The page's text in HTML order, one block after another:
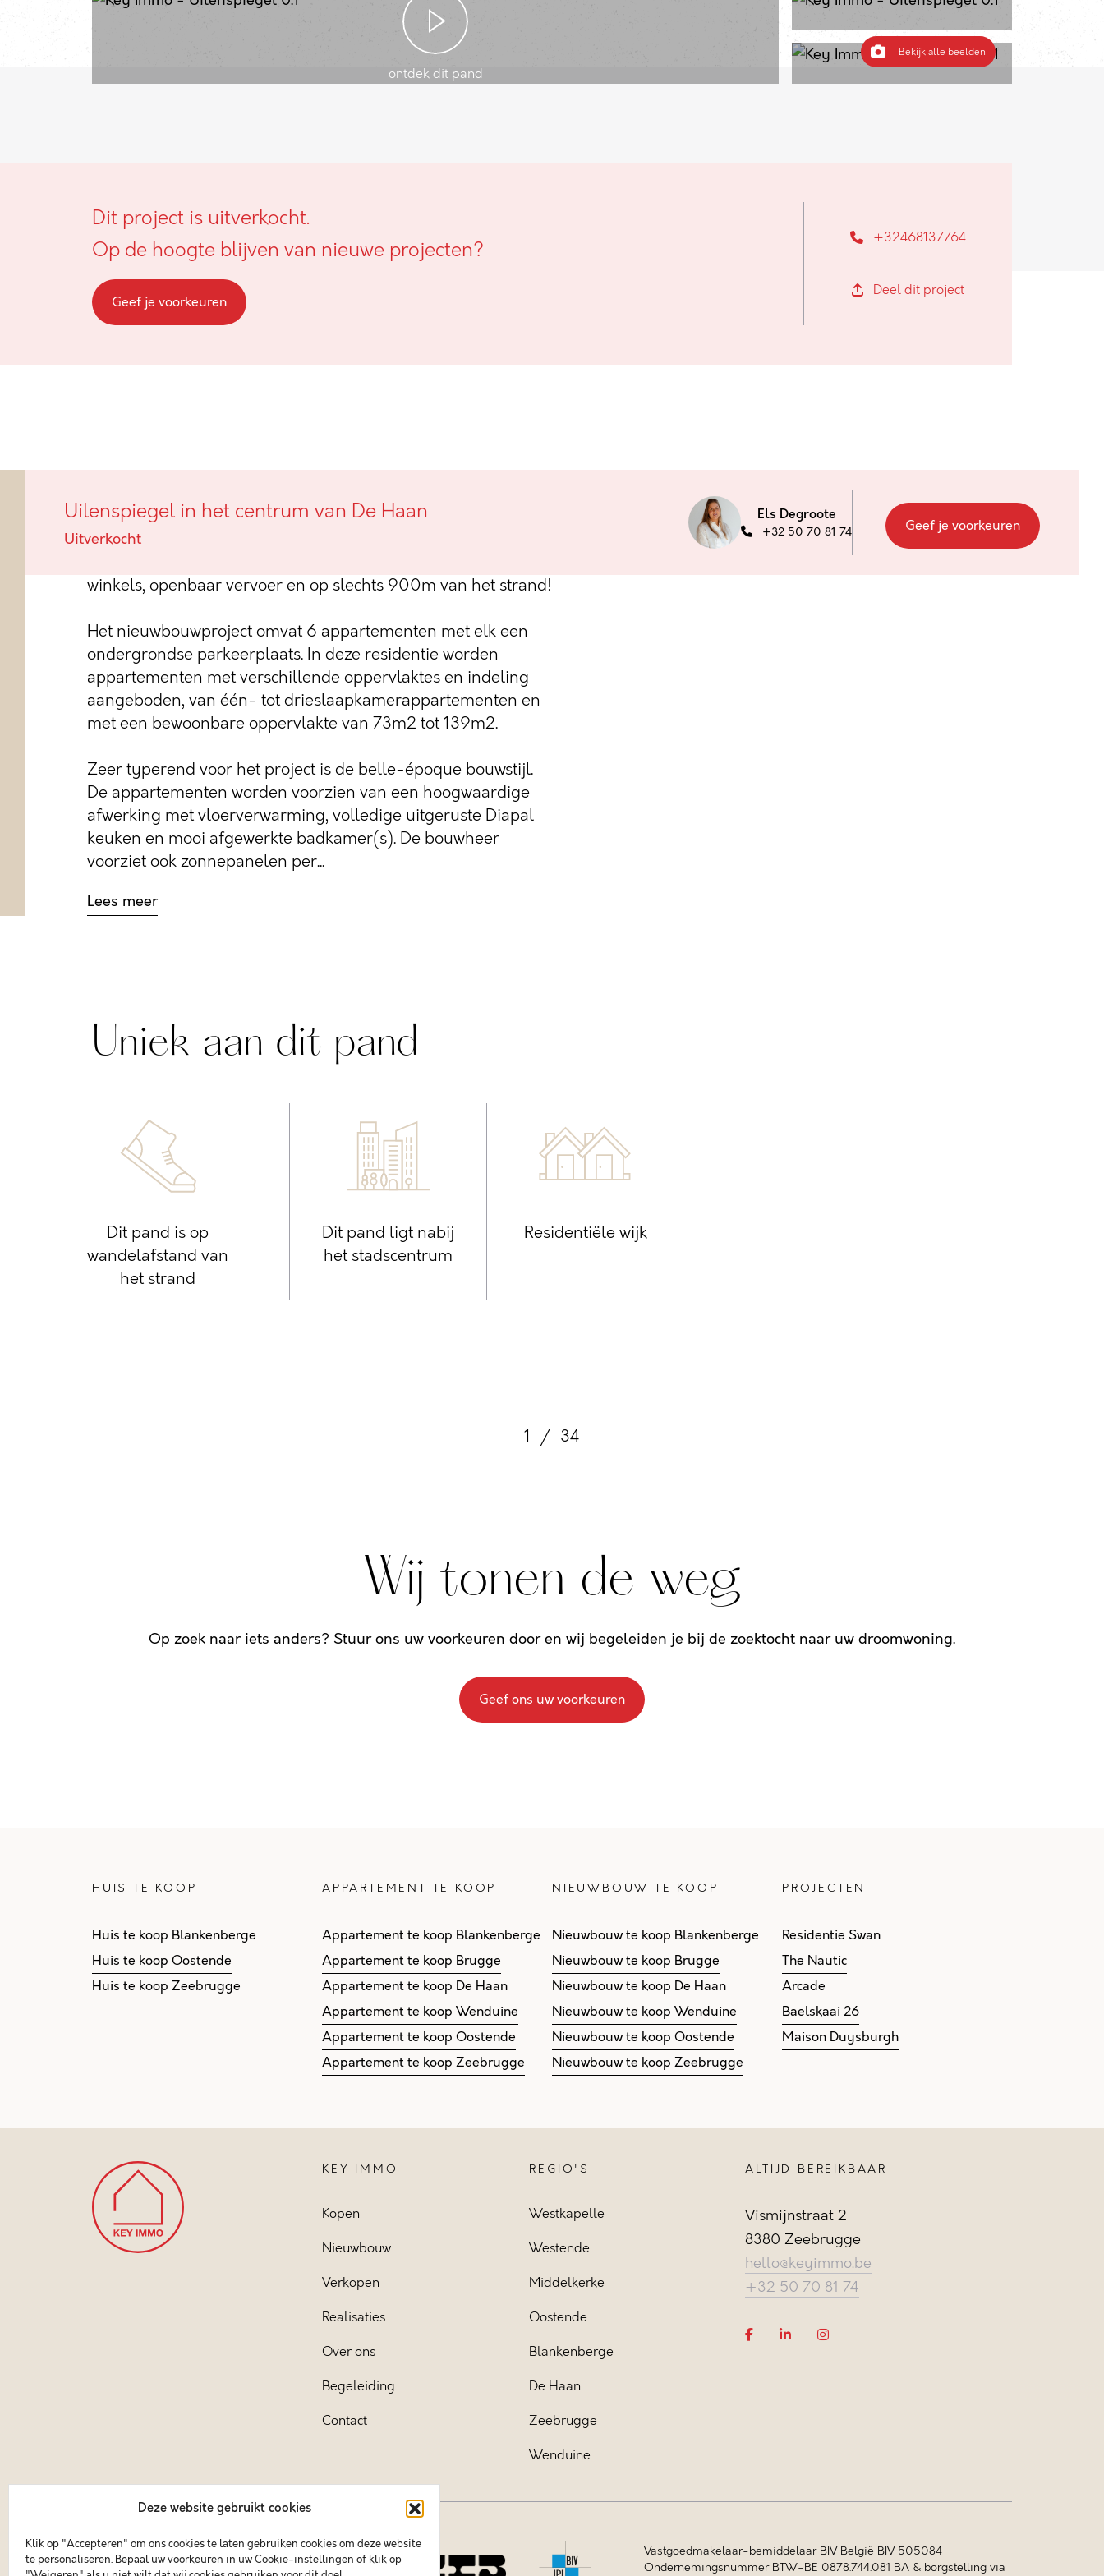
Deze website gebruikt cookies
Klik op "Accepteren" om ons cookies te laten gebruiken cookies om deze website
te personaliseren. Bepaal uw voorkeuren in uw Cookie-instellingen of klik op
ontdek dit pand
Bekijk alle beelden
Dit project is uitverkocht.
Op de hoogte blijven van nieuwe projecten?
Geef je voorkeuren
+32468137764
Deel dit project
Uilenspiegel in het centrum van De Haan
Uitverkocht
Els Degroote
+32 50 70 81 74 Geef je voorkeuren
Deze charmante villa-appartementen zijn gelegen op zeer
winkels, openbaar vervoer en op slechts 900m van het strand!
Het nieuwbouwproject omvat 6 appartementen met elk een
ondergrondse parkeerplaats. In deze residentie worden
appartementen met verschillende oppervlaktes en indeling
aangeboden, van één- tot drieslaapkamerappartementen en
met een bewoonbare oppervlakte van 73m2 tot 139m2.
Zeer typerend voor het project is de belle-époque bouwstijl.
De appartementen worden voorzien van een hoogwaardige
afwerking met vloerverwarming, volledige uitgeruste Diapal
keuken en mooi afgewerkte badkamer(s). De bouwheer
voorziet ook zonnepanelen per...
Lees meer
Uniek aan dit pand
Dit pand is op
wandelafstand van
het strand
Dit pand ligt nabij
het stadscentrum
Residentiële wijk
1 / 34
Wij tonen de weg
Op zoek naar iets anders? Stuur ons uw voorkeuren door en wij begeleiden je bij de zoektocht naar uw droomwoning.
Geef ons uw voorkeuren
HUIS TE KOOP
Huis te koop Blankenberge
Huis te koop Oostende
Huis te koop Zeebrugge
APPARTEMENT TE KOOP
Appartement te koop Blankenberge
Appartement te koop Brugge
Appartement te koop De Haan
Appartement te koop Wenduine
Appartement te koop Oostende
Appartement te koop Zeebrugge
NIEUWBOUW TE KOOP
Nieuwbouw te koop Blankenberge
Nieuwbouw te koop Brugge
Nieuwbouw te koop De Haan
Nieuwbouw te koop Wenduine
Nieuwbouw te koop Oostende
Nieuwbouw te koop Zeebrugge
PROJECTEN
Residentie Swan
The Nautic
Arcade
Baelskaai 26
Maison Duysburgh
KEY IMMO
Kopen
Nieuwbouw
Verkopen
Realisaties
Over ons
Begeleiding
Contact
REGIO'S
Westkapelle
Westende
Middelkerke
Oostende
Blankenberge
De Haan
Zeebrugge
Wenduine
ALTIJD BEREIKBAAR
Vismijnstraat 2
8380 Zeebrugge
hello@keyimmo.be
+32 50 70 81 74
Vastgoedmakelaar-bemiddelaar BIV België BIV 505084
Ondernemingsnummer BTW-BE 0878.744.081 BA & borgstelling via